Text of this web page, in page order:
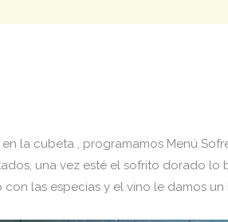
la cubeta , programamos Menú
una vez esté el sofrito dorado lo
con las especias y el vino le damos